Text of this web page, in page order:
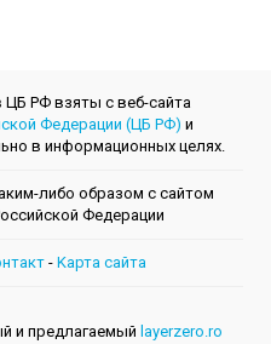
РФ взяты с веб-сайта
Федерации (ЦБ РФ) и
в информационных целях.
либо образом с сайтом
Федерации
- Kарта сайта
и предлагаемый layerzero.ro